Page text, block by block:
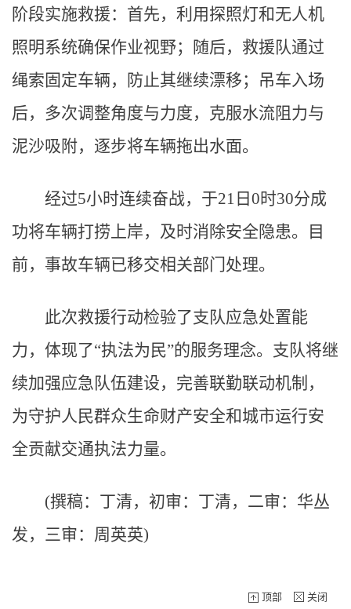
阶段实施救援：首先，利用探照灯和无人机
照明系统确保作业视野；随后，救援队通过
绳索固定车辆，防止其继续漂移；吊车入场
后，多次调整角度与力度，克服水流阻力与
泥沙吸附，逐步将车辆拖出水面。
经过5小时连续奋战，于21日0时30分成
功将车辆打捞上岸，及时消除安全隐患。目
前，事故车辆已移交相关部门处理。
此次救援行动检验了支队应急处置能
力，体现了“执法为民”的服务理念。支队将继
续加强应急队伍建设，完善联勤联动机制，
为守护人民群众生命财产安全和城市运行安
全贡献交通执法力量。
(撰稿：丁清，初审：丁清，二审：华丛
发，三审：周英英)
顶部 关闭